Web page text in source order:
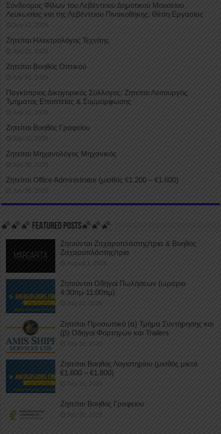
Σύνδεσμος Φίλων του Λεβέντειου Δημοτικού Μουσείου
Λευκωσίας και της Λεβέντειου Πινακοθήκης: Θέση Εργασίας
July 31, 2026
Ζητείται Ηλεκτρολόγος Τεχνίτης
July 31, 2026
Ζητείται Βοηθός Οπτικού
July 31, 2026
Παγκύπριος Δικηγορικός Σύλλογος: Ζητείται Λειτουργός
Τμήματος Εποπτείας & Συμμόρφωσης
July 31, 2026
Ζητείται Βοηθός Γραφείου
July 30, 2026
Ζητείται Μηχανολόγος Μηχανικός
July 30, 2026
Ζητείται Office Administrator (μισθός €1.200 – €1.600)
July 30, 2026
🌠🌠🌠 FEATURED POSTS🌠🌠🌠
Ζητούνται Ζαχαροπλάστης/τρια & Βοηθός
Ζαχαροπλάστης/τρια
August 1, 2026
Ζητούνται Οδηγοί Πωλήσεων (ωράριο
4:30πμ-11:00πμ)
July 31, 2026
Ζητείται Προσωπικό (α) Τμήμα Συντήρησης και
(β) Οδηγοί Φορτηγών και Trailers
July 31, 2026
Ζητείται Βοηθός Λογιστηρίου (μισθός μικτά
€1.600 – €1.800)
July 31, 2026
Ζητείται Βοηθός Γραφείου
July 30, 2026